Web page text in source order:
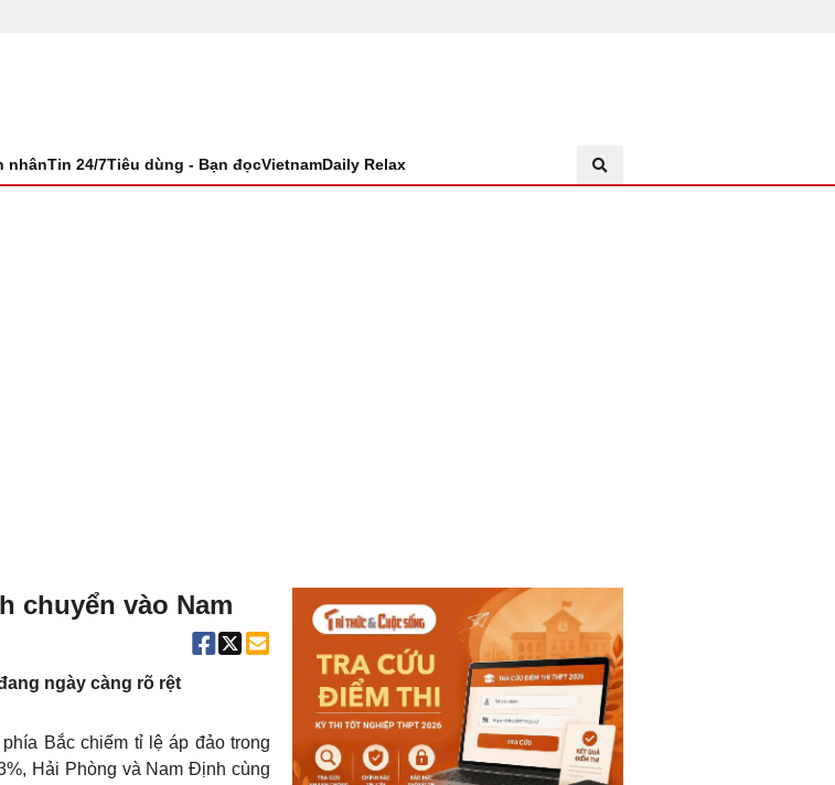
nhânTin 24/7Tiêu dùng - Bạn đọcVietnamDaily Relax
chuyển vào Nam
ngày càng rõ rệt
Bắc chiếm tỉ lệ áp đảo trong
Hải Phòng và Nam Định cùng